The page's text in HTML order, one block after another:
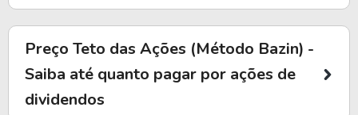
Preço Teto das Ações (Método Bazin) -
Saiba até quanto pagar por ações de
dividendos